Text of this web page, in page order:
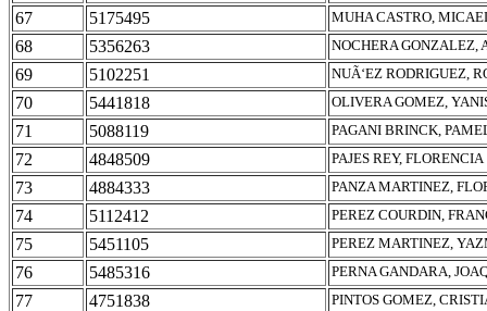
67
5175495 MUHA CASTRO,
68 5356263 NOCHERA GONZALEZ,
69 5102251 NUÃ‘EZ RODRIGUEZ,
70 5441818 OLIVERA GOMEZ,
71 5088119 PAGANI BRINCK,
72 4848509 PAJES REY, FLORENCIA
73 4884333 PANZA MARTINEZ,
74 5112412 PEREZ COURDIN,
75 5451105 PEREZ MARTINEZ,
76 5485316 PERNA GANDARA,
77 4751838 PINTOS GOMEZ,